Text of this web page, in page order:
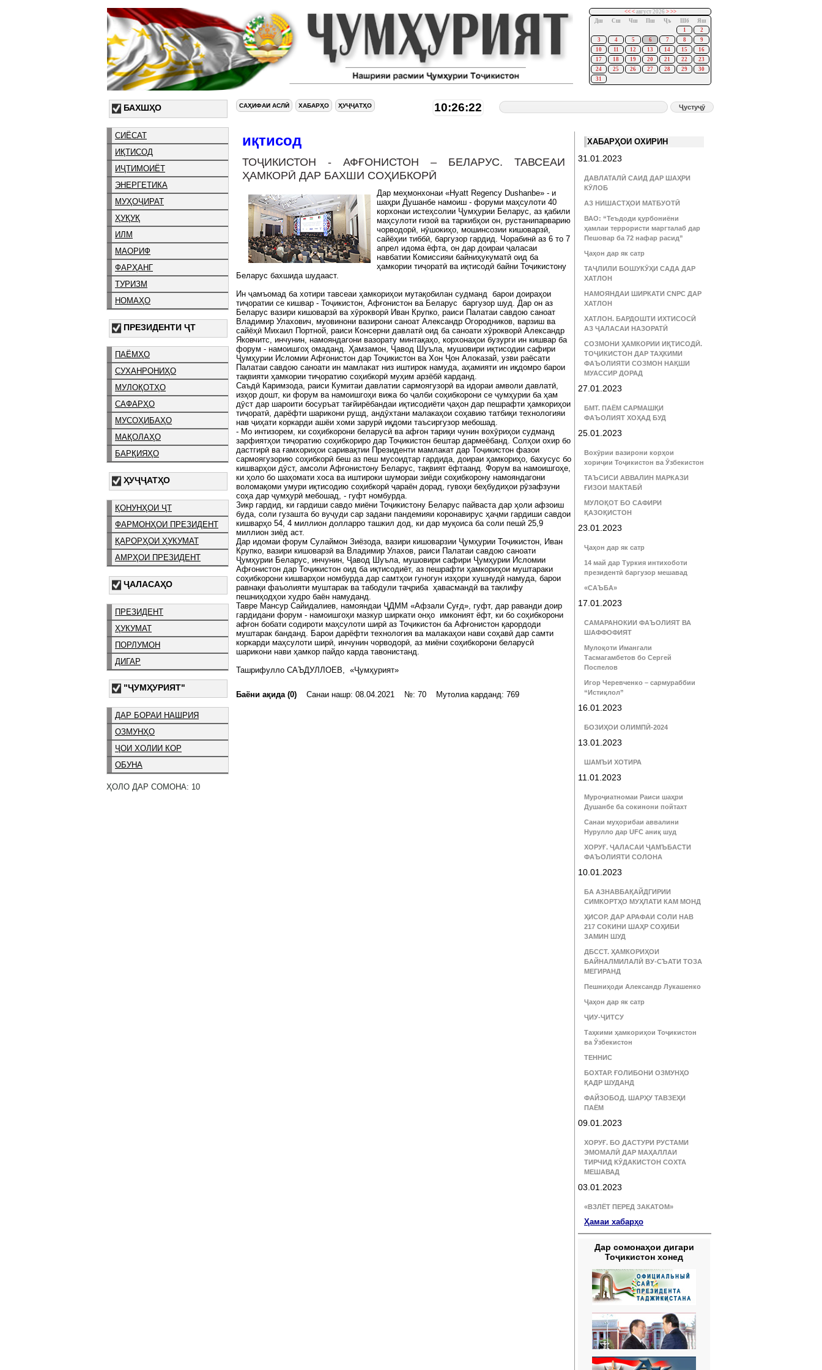
<< <август 2026 > >>
Дш
Сш Чш Пш Ҷъ Шб
Яш
1
2
3
4 5 6 7 8
9
10
11 12 13 14 15
16
17
18 19 20 21 22
23
24
25 26 27 28 29
30
31
БАХШҲО
СИЁСАТ
ИҚТИСОД
ИҶТИМОИЁТ
ЭНЕРГЕТИКА
МУҲОҶИРАТ
ҲУҚУҚ
ИЛМ
МАОРИФ
ФАРҲАНГ
ТУРИЗМ
НОМАҲО
ПРЕЗИДЕНТИ ҶТ
ПАЁМҲО
СУХАНРОНИҲО
МУЛОҚОТҲО
САФАРҲО
МУСОҲИБАҲО
МАҚОЛАҲО
БАРҚИЯҲО
ҲУҶҶАТҲО
ҚОНУНҲОИ ҶТ
ФАРМОНҲОИ ПРЕЗИДЕНТ
ҚАРОРҲОИ ҲУКУМАТ
АМРҲОИ ПРЕЗИДЕНТ
ҶАЛАСАҲО
ПРЕЗИДЕНТ
ҲУКУМАТ
ПОРЛУМОН
ДИГАР
"ҶУМҲУРИЯТ"
ДАР БОРАИ НАШРИЯ
ОЗМУНҲО
ҶОИ ХОЛИИ КОР
ОБУНА
ҲОЛО ДАР СОМОНА: 10
САҲИФАИ АСЛӢ ХАБАРҲО ҲУҶҶАТҲО 10:26:23
иқтисод
ТОҶИКИСТОН - АФҒОНИСТОН – БЕЛАРУС. ТАВСЕАИ
ҲАМКОРӢ ДАР БАХШИ СОҲИБКОРӢ
Дар меҳмонхонаи «Hyatt Regency Dushanbe» - и
шаҳри Душанбе намоиш - форуми маҳсулоти 40
корхонаи истеҳсолии Ҷумҳурии Беларус, аз қабили
маҳсулоти ғизоӣ ва таркибҳои он, рустанипарварию
чорводорӣ, нӯшокиҳо, мошинсозии кишоварзӣ,
сайёҳии тиббӣ, баргузор гардид. Чорабинӣ аз 6 то 7
апрел идома ёфта, он дар доираи ҷаласаи
навбатии Комиссияи байниҳукуматӣ оид ба
ҳамкории тиҷоратӣ ва иқтисодӣ байни Тоҷикистону
Беларус бахшида шудааст.
Ин ҷамъомад ба хотири тавсеаи ҳамкориҳои мутақобилан судманд барои доираҳои
тиҷоратии се кишвар - Тоҷикистон, Афғонистон ва Беларус баргузор шуд. Дар он аз
Беларус вазири кишоварзӣ ва хӯрокворӣ Иван Крупко, раиси Палатаи савдою саноат
Владимир Улахович, муовинони вазирони саноат Александр Огородников, варзиш ва
сайёҳӣ Михаил Портной, раиси Консерни давлатӣ оид ба саноати хӯрокворӣ Александр
Яковчитс, инчунин, намояндагони вазорату минтақаҳо, корхонаҳои бузурги ин кишвар ба
форум - намоишгоҳ омаданд. Ҳамзамон, Ҷавод Шуъла, мушовири иқтисодии сафири
Ҷумҳурии Исломии Афғонистон дар Тоҷикистон ва Хон Ҷон Алоказай, узви раёсати
Палатаи савдою саноати ин мамлакат низ иштирок намуда, аҳамияти ин иқдомро барои
тақвияти ҳамкории тиҷоратию соҳибкорӣ муҳим арзёбӣ карданд.
Саъдӣ Каримзода, раиси Кумитаи давлатии сармоягузорӣ ва идораи амволи давлатӣ,
изҳор дошт, ки форум ва намоишгоҳи вижа бо ҷалби соҳибкорони се ҷумҳурии ба ҳам
дӯст дар шароити босуръат тағйирёбандаи иқтисодиёти ҷаҳон дар пешрафти ҳамкориҳои
тиҷоратӣ, дарёфти шарикони рушд, андӯхтани малакаҳои соҳавию татбиқи технологияи
нав ҷиҳати коркарди ашёи хоми зарурӣ иқдоми таъсиргузор мебошад.
- Мо интизорем, ки соҳибкорони беларусӣ ва афғон тариқи чунин вохӯриҳои судманд
зарфиятҳои тиҷоратию соҳибкориро дар Тоҷикистон бештар дармеёбанд. Солҳои охир бо
дастгирӣ ва ғамхориҳои саривақтии Президенти мамлакат дар Тоҷикистон фазои
сармоягузорию соҳибкорӣ беш аз пеш мусоидтар гардида, доираи ҳамкориҳо, бахусус бо
кишварҳои дӯст, амсоли Афғонистону Беларус, тақвият ёфтаанд. Форум ва намоишгоҳе,
ки ҳоло бо шаҳомати хоса ва иштироки шумораи зиёди соҳибкорону намояндагони
воломақоми умури иқтисодию соҳибкорӣ ҷараён дорад, гувоҳи беҳбудиҳои рӯзафзуни
соҳа дар ҷумҳурӣ мебошад, - гуфт номбурда.
Зикр гардид, ки гардиши савдо миёни Тоҷикистону Беларус пайваста дар ҳоли афзоиш
буда, соли гузашта бо вуҷуди сар задани пандемияи коронавирус ҳаҷми гардиши савдои
кишварҳо 54, 4 миллион долларро ташкил дод, ки дар муқоиса ба соли пешӣ 25,9
миллион зиёд аст.
Дар идомаи форум Сулаймон Зиёзода, вазири кишоварзии Ҷумҳурии Тоҷикистон, Иван
Крупко, вазири кишоварзӣ ва Владимир Улахов, раиси Палатаи савдою саноати
Ҷумҳурии Беларус, инчунин, Ҷавод Шуъла, мушовири сафири Ҷумҳурии Исломии
Афғонистон дар Тоҷикистон оид ба иқтисодиёт, аз пешрафти ҳамкориҳои муштараки
соҳибкорони кишварҳои номбурда дар самтҳои гуногун изҳори хушнудӣ намуда, барои
равнақи фаъолияти муштарак ва табодули таҷриба ҳавасмандӣ ва таклифу
пешниҳодҳои худро баён намуданд.
Тавре Мансур Сайидалиев, намояндаи ҶДММ «Афзали Суғд», гуфт, дар раванди доир
гардидани форум - намоишгоҳи мазкур ширкати онҳо имконият ёфт, ки бо соҳибкорони
афғон бобати содироти маҳсулоти ширӣ аз Тоҷикистон ба Афғонистон қарордоди
муштарак банданд. Барои дарёфти технология ва малакаҳои нави соҳавӣ дар самти
коркарди маҳсулоти ширӣ, инчунин чорводорӣ, аз миёни соҳибкорони беларусӣ
шарикони нави ҳамкор пайдо карда тавонистанд.
Ташрифулло САЪДУЛЛОЕВ, «Ҷумҳурият»
Баёни ақида (0) Санаи нашр: 08.04.2021 №: 70 Мутолиа карданд: 769
ХАБАРҲОИ ОХИРИН
31.01.2023
ДАВЛАТАЛӢ САИД ДАР ШАҲРИ
КӮЛОБ
АЗ НИШАСТҲОИ МАТБУОТӢ
ВАО: “Теъдоди қурбониёни
ҳамлаи террористи маргталаб дар
Пешовар ба 72 нафар расид”
Ҷаҳон дар як сатр
ТАҶЛИЛИ БОШУКӮҲИ САДА ДАР
ХАТЛОН
НАМОЯНДАИ ШИРКАТИ CNPC ДАР
ХАТЛОН
ХАТЛОН. БАРДОШТИ ИХТИСОСӢ
АЗ ҶАЛАСАИ НАЗОРАТӢ
СОЗМОНИ ҲАМКОРИИ ИҚТИСОДӢ.
ТОҶИКИСТОН ДАР ТАҲКИМИ
ФАЪОЛИЯТИ СОЗМОН НАҚШИ
МУАССИР ДОРАД
27.01.2023
БМТ. ПАЁМ САРМАШҚИ
ФАЪОЛИЯТ ХОҲАД БУД
25.01.2023
Вохӯрии вазирони корҳои
хориҷии Тоҷикистон ва Ӯзбекистон
ТАЪСИСИ АВВАЛИН МАРКАЗИ
ҒИЗОИ МАКТАБӢ
МУЛОҚОТ БО САФИРИ
ҚАЗОҚИСТОН
23.01.2023
Ҷаҳон дар як сатр
14 май дар Туркия интихоботи
президентӣ баргузор мешавад
«САЪБА»
17.01.2023
САМАРАНОКИИ ФАЪОЛИЯТ ВА
ШАФФОФИЯТ
Мулоқоти Имангали
Тасмагамбетов бо Сергей
Поспелов
Игор Черевченко – сармураббии
“Истиқлол”
16.01.2023
БОЗИҲОИ ОЛИМПӢ-2024
13.01.2023
ШАМЪИ ХОТИРА
11.01.2023
Муроҷиатномаи Раиси шаҳри
Душанбе ба сокинони пойтахт
Санаи муҳорибаи аввалини
Нурулло дар UFC аниқ шуд
ХОРУҒ. ҶАЛАСАИ ҶАМЪБАСТИ
ФАЪОЛИЯТИ СОЛОНА
10.01.2023
БА АЗНАВБАҚАЙДГИРИИ
СИМКОРТҲО МУҲЛАТИ КАМ МОНД
ҲИСОР. ДАР АРАФАИ СОЛИ НАВ
217 СОКИНИ ШАҲР СОҲИБИ
ЗАМИН ШУД
ДБССТ. ҲАМКОРИҲОИ
БАЙНАЛМИЛАЛӢ ВУ-СЪАТИ ТОЗА
МЕГИРАНД
Пешниҳоди Александр Лукашенко
Ҷаҳон дар як сатр
ҶИУ-ҶИТСУ
Таҳкими ҳамкориҳои Тоҷикистон
ва Ӯзбекистон
ТЕННИС
БОХТАР. ҒОЛИБОНИ ОЗМУНҲО
ҚАДР ШУДАНД
ФАЙЗОБОД. ШАРҲУ ТАВЗЕҲИ
ПАЁМ
09.01.2023
ХОРУҒ. БО ДАСТУРИ РУСТАМИ
ЭМОМАЛӢ ДАР МАҲАЛЛАИ
ТИРЧИД КӮДАКИСТОН СОХТА
МЕШАВАД
03.01.2023
«ВЗЛЁТ ПЕРЕД ЗАКАТОМ»
Ҳамаи хабарҳо
Дар сомонаҳои дигари
Тоҷикистон хонед